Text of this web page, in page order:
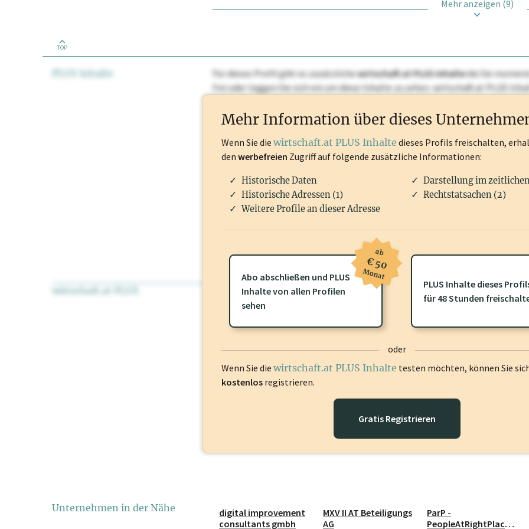
Mehr anzeigen (9)
TOP
PLUS Inhalte Für dieses Profil gibt es zusätzlichewirtschaft.at PLUS Inhaltedie Sie
frei oder loggen Sie sich ein um diese Inhalte zu sehen. wirtschaft.at PLUS
wirtschaft.at PLUS Für dieses Profil gibt es zusätzliche wirtschaft.at PLUS Inhaltedie Sie
frei oder loggen Sie sich ein um diese Inhalte zu sehen.
Mehr Information über dieses
Wenn Sie die wirtschaft.at PLUS Inhalte dieses Profils freischalten,
den werbefreien Zugriff auf folgende zusätzliche Informationen:
Historische Daten
Darstellung im
Historische Adressen (1)
Rechtstatsachen (2)
Weitere Profile an dieser Adresse
Abo abschließen und PLUS
Inhalte von allen Profilen
sehen
ab
€ 50
Monat
PLUS Inhalte dieses
für 48 Stunden
oder
Wenn Sie die wirtschaft.at PLUS Inhalte testen möchten, können Sie
kostenlos registrieren.
Gratis Registrieren
Unternehmen in der Nähe
digital improvement
consultants gmbh
MXV II AT Beteiligungs
AG
ParP -
PeopleAtRightPlace